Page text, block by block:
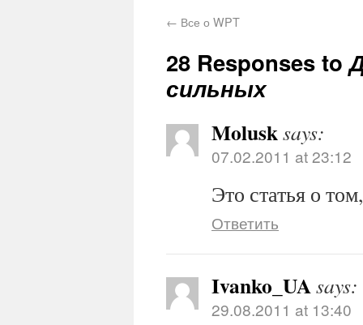
← Все о WPT
28 Responses to
сильных
Molusksays:
07.02.2011 at 23:12
Это статья о
Ответить
Ivanko_UAsays:
29.08.2011 at 13:40